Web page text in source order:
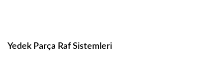
Yedek Parça Raf Sistemleri